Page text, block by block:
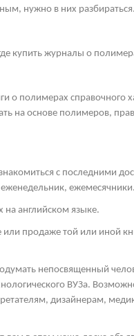
нужно в них разбираться.
купить журналы о
о полимерах справочного
на основе полимеров,
с последними
ежемесячники.
английском языке.
продаже той или иной
непосвященный
ВУЗа.
дизайнерам,